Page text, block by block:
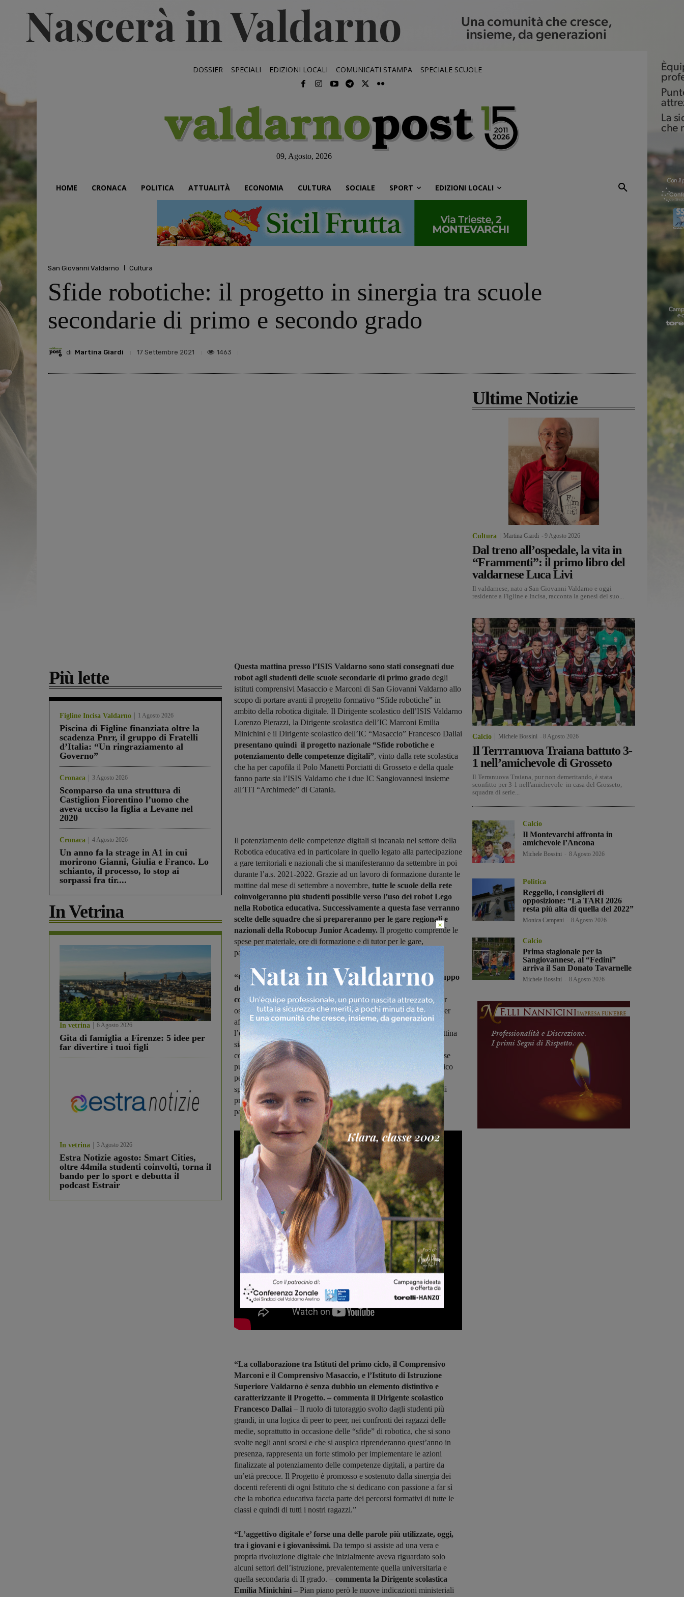
DOSSIER SPECIALI EDIZIONI LOCALI COMUNICATI STAMPA SPECIALE SCUOLE
09, Agosto, 2026
HOME CRONACA POLITICA ATTUALITÀ ECONOMIA CULTURA SOCIALE SPORT EDIZIONI LOCALI
San Giovanni Valdarno Cultura
Sfide robotiche: il progetto in sinergia tra scuole
secondarie di primo e secondo grado
di Martina Giardi 17 Settembre 2021 1463
Più lette
Figline Incisa Valdarno 1 Agosto 2026
Piscina di Figline finanziata oltre la
scadenza Pnrr, il gruppo di Fratelli
d’Italia: “Un ringraziamento al
Governo”
Cronaca 3 Agosto 2026
Scomparso da una struttura di
Castiglion Fiorentino l’uomo che
aveva ucciso la figlia a Levane nel
2020
Cronaca 4 Agosto 2026
Un anno fa la strage in A1 in cui
morirono Gianni, Giulia e Franco. Lo
schianto, il processo, lo stop ai
sorpassi fra tir....
In Vetrina
In vetrina 6 Agosto 2026
Gita di famiglia a Firenze: 5 idee per
far divertire i tuoi figli
In vetrina 3 Agosto 2026
Estra Notizie agosto: Smart Cities,
oltre 44mila studenti coinvolti, torna il
bando per lo sport e debutta il
podcast Estrair
Questa mattina presso l’ISIS Valdarno sono stati consegnati due
robot agli studenti delle scuole secondarie di primo grado degli
istituti comprensivi Masaccio e Marconi di San Giovanni Valdarno allo
scopo di portare avanti il progetto formativo “Sfide robotiche” in
ambito della robotica digitale. Il Dirigente scolastico dell’ISIS Valdarno
Lorenzo Pierazzi, la Dirigente scolastica dell’IC Marconi Emilia
Minichini e il Dirigente scolastico dell’IC “Masaccio” Francesco Dallai
presentano quindi il progetto nazionale “Sfide robotiche e
potenziamento delle competenze digitali”, vinto dalla rete scolastica
che ha per capofila il Polo Manetti Porciatti di Grosseto e della quale
fanno parte sia l’ISIS Valdarno che i due IC Sangiovannesi insieme
all’ITI “Archimede” di Catania.
Il potenziamento delle competenze digitali si incanala nel settore della
Robotica educativa ed in particolare in quello legato alla partecipazione
a gare territoriali e nazionali che si manifesteranno da settembre in poi
durante l’a.s. 2021-2022. Grazie ad un lavoro di formazione durante le
mattine dal mese di settembre a novembre, tutte le scuole della rete
coinvolgeranno più studenti possibile verso l’uso dei robot Lego
nella Robotica educativa. Successivamente a questa fase verranno
scelte delle squadre che si prepareranno per le gare regionali e
nazionali della Robocup Junior Academy. Il progetto comprende le
spese per materiale, ore di formazione e di tutor per le gare,
partecipazione a gare e viaggi per le gare.
“Come Istituto abbiamo creduto nella formazione e nello sviluppo
delle capacità dei nostri studenti nell’ambito della robotica –
commenta il Dirigente scolastico Lorenzo Pierazzi –Dopo aver
ospitato le gare nazionali “Robocup Junior Academy 2019” ed aver
affrontato la successiva edizione della competizione durante
l’emergenza sanitaria, è con un ritrovato ottimismo che questa mattina
siamo qui a consegnare i robot Lego Mindsotrm agli istituti
comprensivi della nostra città. Il ritorno alla didattica in presenza, se
pur con grande impiego di energie da parte di tutto lo staff scolastico
per ottemperare alle direttive anti-contagio in corso, è una grande
spinta per i nostri studenti e per i ragazzi delle scuole secondarie di
primo grado che finalmente potranno formarsi a pieno in questo
particolare ambito didattico.”
“La collaborazione tra Istituti del primo ciclo, il Comprensivo
Marconi e il Comprensivo Masaccio, e l’Istituto di Istruzione
Superiore Valdarno è senza dubbio un elemento distintivo e
caratterizzante il Progetto. – commenta il Dirigente scolastico
Francesco Dallai – Il ruolo di tutoraggio svolto dagli studenti più
grandi, in una logica di peer to peer, nei confronti dei ragazzi delle
medie, soprattutto in occasione delle “sfide” di robotica, che si sono
svolte negli anni scorsi e che si auspica riprenderanno quest’anno in
presenza, rappresenta un forte stimolo per implementare le azioni
finalizzate al potenziamento delle competenze digitali, a partire da
un’età precoce. Il Progetto è promosso e sostenuto dalla sinergia dei
docenti referenti di ogni Istituto che si dedicano con passione a far sì
che la robotica educativa faccia parte dei percorsi formativi di tutte le
classi e quindi di tutti i nostri ragazzi.”
“L’aggettivo digitale e’ forse una delle parole più utilizzate, oggi,
tra i giovani e i giovanissimi. Da tempo si assiste ad una vera e
propria rivoluzione digitale che inizialmente aveva riguardato solo
alcuni settori dell’istruzione, prevalentemente quella universitaria e
quella secondaria di II grado. – commenta la Dirigente scolastica
Emilia Minichini – Pian piano però le nuove indicazioni ministeriali
Ultime Notizie
Cultura Martina Giardi 9 Agosto 2026
Dal treno all’ospedale, la vita in
“Frammenti”: il primo libro del
valdarnese Luca Livi
Il valdarnese, nato a San Giovanni Valdarno e oggi
residente a Figline e Incisa, racconta la genesi del suo...
Calcio Michele Bossini 8 Agosto 2026
Il Terrranuova Traiana battuto 3-
1 nell’amichevole di Grosseto
Il Terranuova Traiana, pur non demeritando, è stata
sconfitto per 3-1 nell'amichevole in casa del Grosseto,
squadra di serie...
Calcio
Il Montevarchi affronta in
amichevole l’Ancona
Michele Bossini 8 Agosto 2026
Politica
Reggello, i consiglieri di
opposizione: “La TARI 2026
resta più alta di quella del 2022”
Monica Campani 8 Agosto 2026
Calcio
Prima stagionale per la
Sangiovannese, al “Fedini”
arriva il San Donato Tavarnelle
Michele Bossini 8 Agosto 2026
×